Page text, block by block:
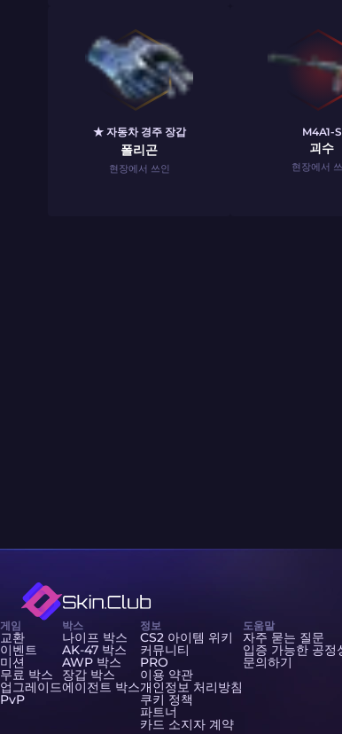
★ 자동차 경주 장갑
폴리곤
현장에서 쓰인
M4A1-S
괴수
현장에서
게임
교환
이벤트
미션
무료 박스
업그레이드
PvP
박스
나이프 박스
AK-47 박스
AWP 박스
장갑 박스
에이전트 박스
정보
CS2 아이템 위키
커뮤니티
PRO
이용 약관
개인정보 처리방침
쿠키 정책
파트너
카드 소지자 계약
도움말
자주 묻는 질문
입증 가능한 공정
문의하기